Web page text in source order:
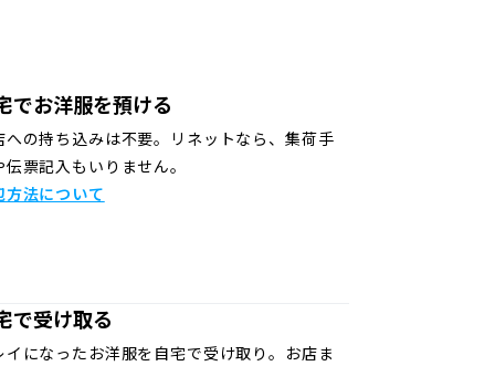
でお洋服を預ける
への持ち込みは不要。リネットなら、集荷手
伝票記入もいりません。
方法について
で受け取る
イになったお洋服を自宅で受け取り。お店ま